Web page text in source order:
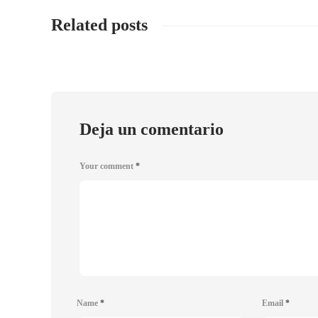
Related posts
Deja un comentario
Your comment *
Name * Email *